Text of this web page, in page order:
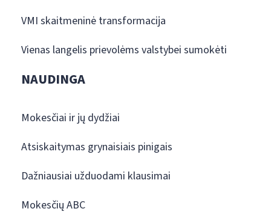
VMI skaitmeninė transformacija
Vienas langelis prievolėms valstybei sumokėti
NAUDINGA
Mokesčiai ir jų dydžiai
Atsiskaitymas grynaisiais pinigais
Dažniausiai užduodami klausimai
Mokesčių ABC